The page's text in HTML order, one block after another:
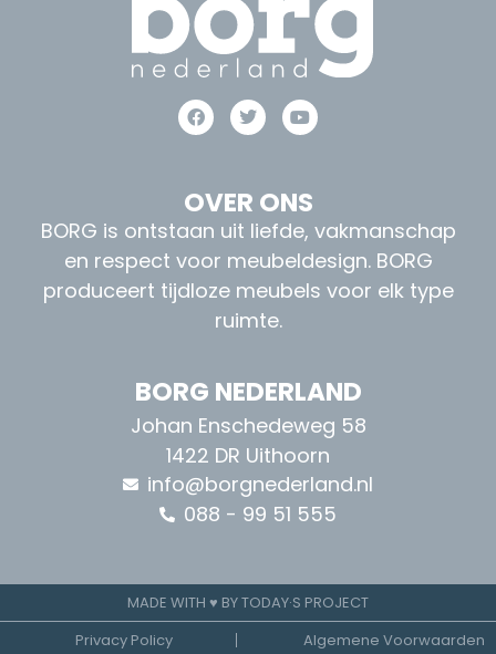
OVER ONS
BORG is ontstaan uit liefde, vakmanschap
en respect voor meubeldesign. BORG
produceert tijdloze meubels voor elk type
ruimte.
BORG NEDERLAND
Johan Enschedeweg 58
1422 DR Uithoorn
info@borgnederland.nl
088 - 99 51 555
MADE WITH ♥ BY TODAY·S PROJECT
Privacy Policy
Algemene Voorwaarden